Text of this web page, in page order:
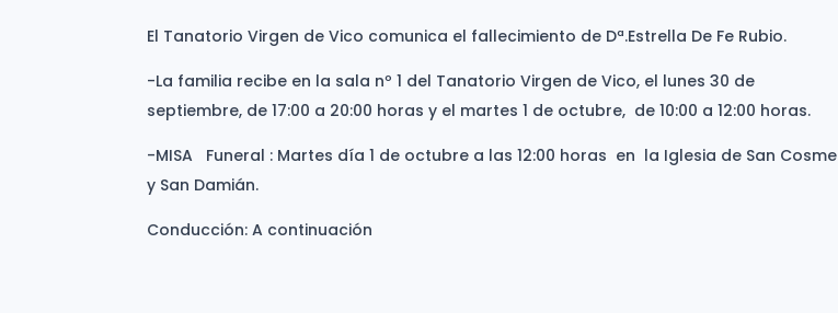
El Tanatorio Virgen de Vico comunica el fallecimiento de Dª.Estrella De Fe Rubio.
-La familia recibe en la sala nº 1 del Tanatorio Virgen de Vico, el lunes 30 de
septiembre, de 17:00 a 20:00 horas y el martes 1 de octubre, de 10:00 a 12:00 horas.
-MISA Funeral : Martes día 1 de octubre a las 12:00 horas en la Iglesia de San Cosme
y San Damián.
Conducción: A continuación